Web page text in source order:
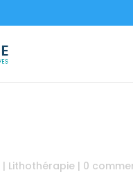
| Lithothérapie | 0